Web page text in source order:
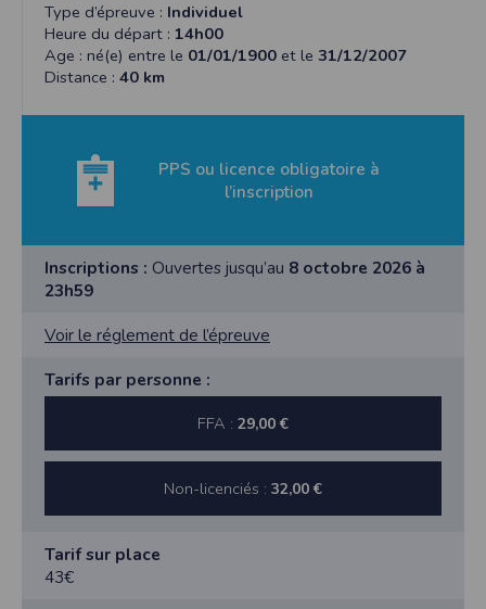
Type d’épreuve : Individuel
Heure du départ : 14h00
Age : né(e) entre le 01/01/1900 et le 31/12/2007
Distance : 40 km
PPS ou licence obligatoire à
l’inscription
Inscriptions : Ouvertes jusqu’au 8 octobre 2026 à
23h59
Voir le réglement de l’épreuve
Tarifs par personne :
FFA : 29,00 €
Non-licenciés : 32,00 €
Tarif sur place
43€